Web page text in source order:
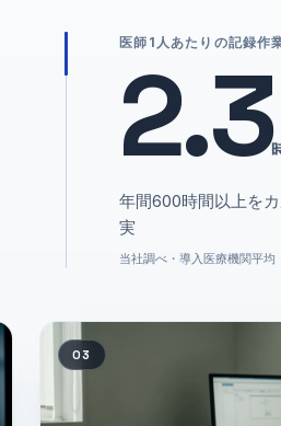
医師1人あたりの記録作
2.3
年間600時間以上を
実
当社調べ・導入医療機関平均
03